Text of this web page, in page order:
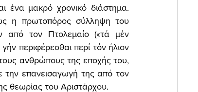
ένα μακρό χρονικό διάστημα.
η πρωτοπόρος σύλληψη του
από τον Πτολεμαίο («τά μέν
περιφέρεσθαι περί τόν ήλιον
ανθρώπους της εποχής του,
την επανεισαγωγή της από τον
θεωρίας του Αριστάρχου.